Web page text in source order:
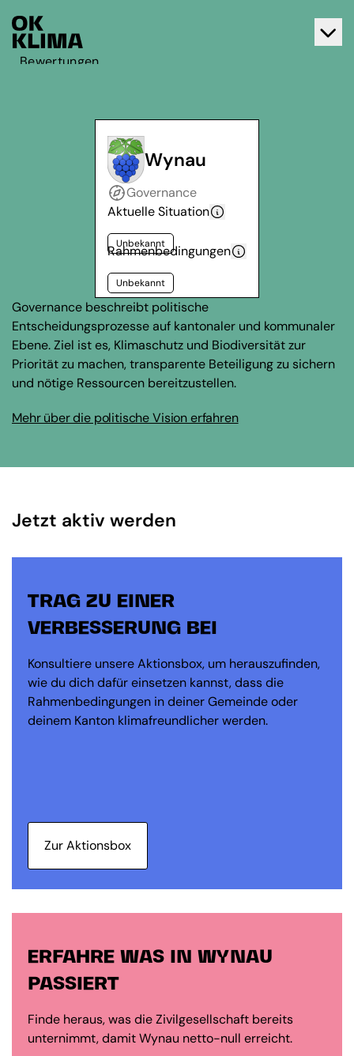
Bewertungen
Wynau
Governance
Aktuelle Situation
Unbekannt
Rahmenbedingungen
Unbekannt
Governance beschreibt politische
Entscheidungsprozesse auf kantonaler und kommunaler
Ebene. Ziel ist es, Klimaschutz und Biodiversität zur
Priorität zu machen, transparente Beteiligung zu sichern
und nötige Ressourcen bereitzustellen.
Mehr über die politische Vision erfahren
Jetzt aktiv werden
TRAG ZU EINER
VERBESSERUNG BEI
Konsultiere unsere Aktionsbox, um herauszufinden,
wie du dich dafür einsetzen kannst, dass die
Rahmenbedingungen in deiner Gemeinde oder
deinem Kanton klimafreundlicher werden.
Zur Aktionsbox
ERFAHRE WAS IN WYNAU
PASSIERT
Finde heraus, was die Zivilgesellschaft bereits
unternimmt, damit Wynau netto-null erreicht.